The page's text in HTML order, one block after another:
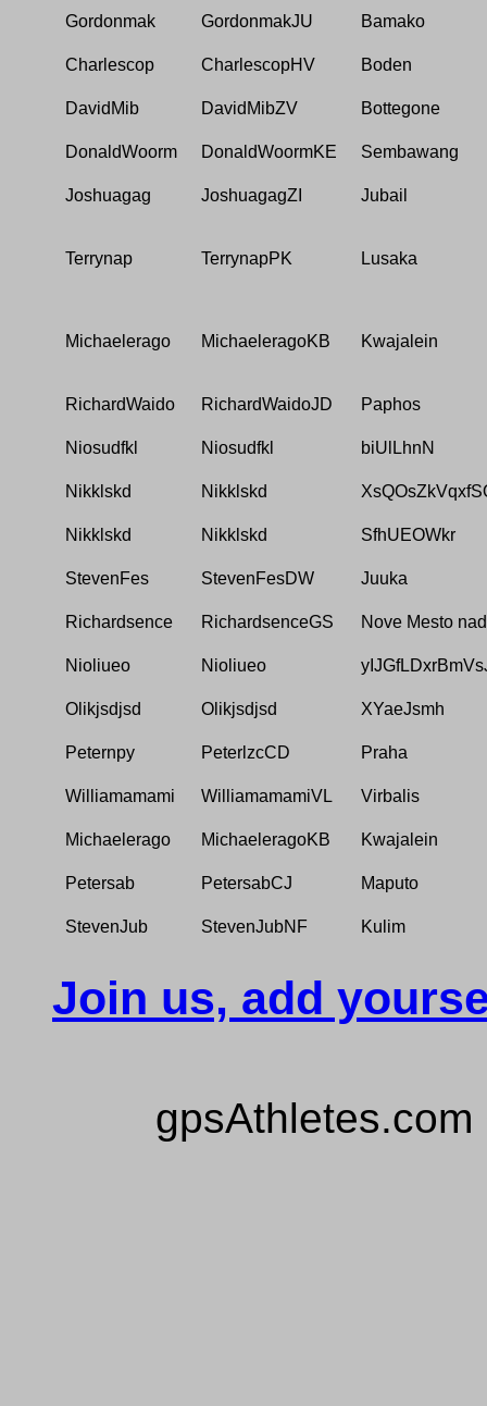
Gordonmak GordonmakJU Bamako
Charlescop CharlescopHV Boden
DavidMib DavidMibZV Bottegone
DonaldWoorm DonaldWoormKE Sembawang
Joshuagag JoshuagagZI Jubail
Terrynap TerrynapPK Lusaka
Michaelerago MichaeleragoKB Kwajalein
RichardWaido RichardWaidoJD Paphos
Niosudfkl Niosudfkl biUlLhnN
Nikklskd Nikklskd
Nikklskd Nikklskd SfhUEOWkr
StevenFes StevenFesDW Juuka
Richardsence RichardsenceGS Nove Mesto
Nioliueo Nioliueo
Olikjsdjsd Olikjsdjsd XYaeJsmh
Peternpy PeterlzcCD Praha
Williamamami WilliamamamiVL Virbalis
Michaelerago MichaeleragoKB Kwajalein
Petersab PetersabCJ Maputo
StevenJub StevenJubNF Kulim
Join us, add